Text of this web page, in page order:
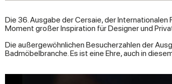
Die 36. Ausgabe der Cersaie, der Internationalen
Moment großer Inspiration für Designer und
Die außergewöhnlichen Besucherzahlen der
Badmöbelbranche. Es ist eine Ehre, auch in